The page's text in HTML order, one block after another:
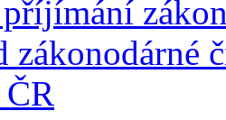
příjímání
zákonodárné